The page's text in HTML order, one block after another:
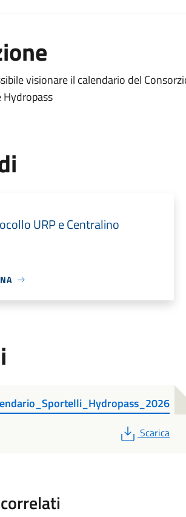
visionare il calendario del
Hydropass
URP e Centralino
PDF
Scarica